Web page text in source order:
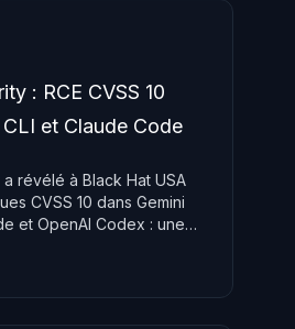
: RCE CVSS 10
et Claude Code
révélé à Black Hat USA
CVSS 10 dans Gemini
et OpenAI Codex : une
CI ou voler des secrets